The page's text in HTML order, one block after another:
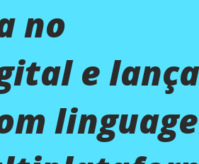
no
e lança